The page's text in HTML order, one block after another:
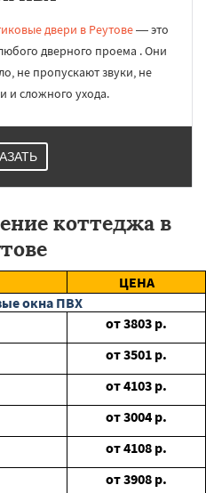
двери в Реутове— это
дверного проема . Они
не пропускают звуки, не
и сложного ухода.
коттеджа в
ЦЕНА
окна ПВХ
от3803 р.
от3501 р.
от4103 р.
от3004 р.
от4108 р.
от3908 р.